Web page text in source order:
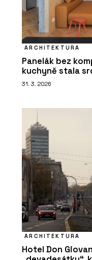
ARCHITEKTURA
Panelák bez
kuchyně stala
31. 3. 2026
ARCHITEKTURA
Hotel Don